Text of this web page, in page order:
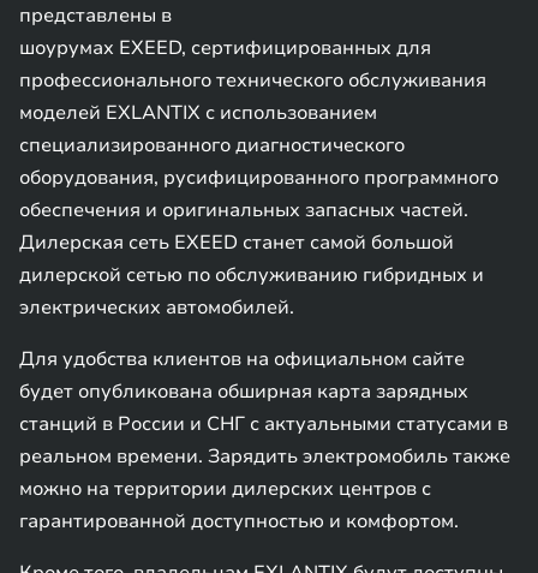
представлены в
шоурумах EXEED, сертифицированных для
профессионального технического обслуживания
моделей EXLANTIX с использованием
специализированного диагностического
оборудования, русифицированного программного
обеспечения и оригинальных запасных частей.
Дилерская сеть EXEED станет самой большой
дилерской сетью по обслуживанию гибридных и
электрических автомобилей.
Для удобства клиентов на официальном сайте
будет опубликована обширная карта зарядных
станций в России и СНГ с актуальными статусами в
реальном времени. Зарядить электромобиль также
можно на территории дилерских центров с
гарантированной доступностью и комфортом.